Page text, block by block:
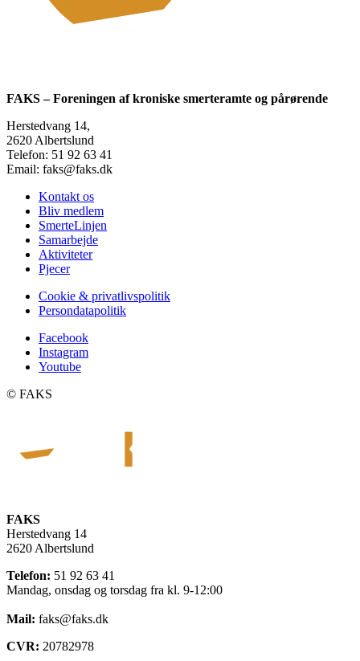
FAKS – Foreningen af kroniske smerteramte og pårørende
Herstedvang 14,
2620 Albertslund
Telefon: 51 92 63 41
Email: faks@faks.dk
Kontakt os
Bliv medlem
SmerteLinjen
Samarbejde
Aktiviteter
Pjecer
Cookie & privatlivspolitik
Persondatapolitik
Facebook
Instagram
Youtube
©️ FAKS
FAKS
Herstedvang 14
2620 Albertslund
Telefon: 51 92 63 41
Mandag, onsdag og torsdag fra kl. 9-12:00
Mail: faks@faks.dk
CVR: 20782978